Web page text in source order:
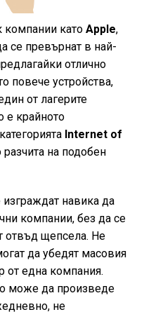
компании като Apple,
се превърнат в най-
отлично
повече устройства,
от лагерите
е крайното
Internet of
на подобен
изграждат навика да
компании, без да се
отвъд щепсела. Не
да убедят масовия
от една компания.
може да произведе
не